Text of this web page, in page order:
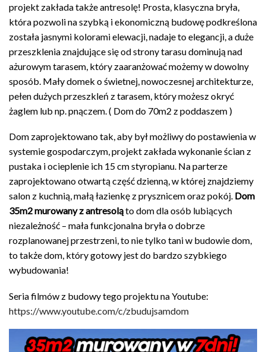
projekt zakłada także antresolę! Prosta, klasyczna bryła,
która pozwoli na szybką i ekonomiczną budowę podkreślona
została jasnymi kolorami elewacji, nadaje to elegancji, a duże
przeszklenia znajdujące się od strony tarasu dominują nad
ażurowym tarasem, który zaaranżować możemy w dowolny
sposób. Mały domek o świetnej, nowoczesnej architekturze,
pełen dużych przeszkleń z tarasem, który możesz okryć
żaglem lub np. pnączem. ( Dom do 70m2 z poddaszem )
Dom zaprojektowano tak, aby był możliwy do postawienia w
systemie gospodarczym, projekt zakłada wykonanie ścian z
pustaka i ocieplenie ich 15 cm styropianu. Na parterze
zaprojektowano otwartą część dzienną, w której znajdziemy
salon z kuchnią, małą łazienkę z prysznicem oraz pokój. Dom
35m2 murowany z antresoląto dom dla osób lubiących
niezależność – mała funkcjonalna bryła o dobrze
rozplanowanej przestrzeni, to nie tylko tani w budowie dom,
to także dom, który gotowy jest do bardzo szybkiego
wybudowania!
Seria filmów z budowy tego projektu na Youtube:
https://www.youtube.com/c/zbudujsamdom